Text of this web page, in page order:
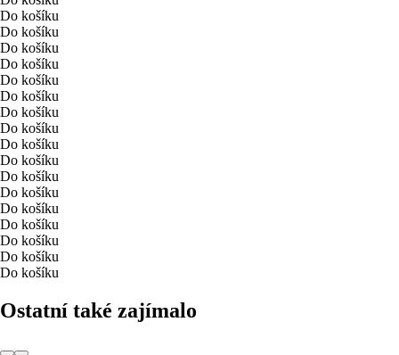
Do košíku
Do košíku
Do košíku
Do košíku
Do košíku
Do košíku
Do košíku
Do košíku
Do košíku
Do košíku
Do košíku
Do košíku
Do košíku
Do košíku
Do košíku
Do košíku
Do košíku
Ostatní také zajímalo